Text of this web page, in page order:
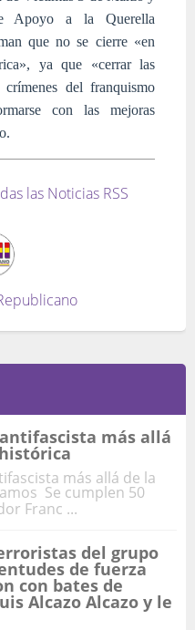
Apoyo a la Querella
que no se cierre «en
ya que «cerrar las
del franquismo
con las mejoras
las Noticias RSS
más allá
más allá de la
Se cumplen 50
Franc ...
del grupo
de fuerza
con bates de
Alcazo Alcazo y le